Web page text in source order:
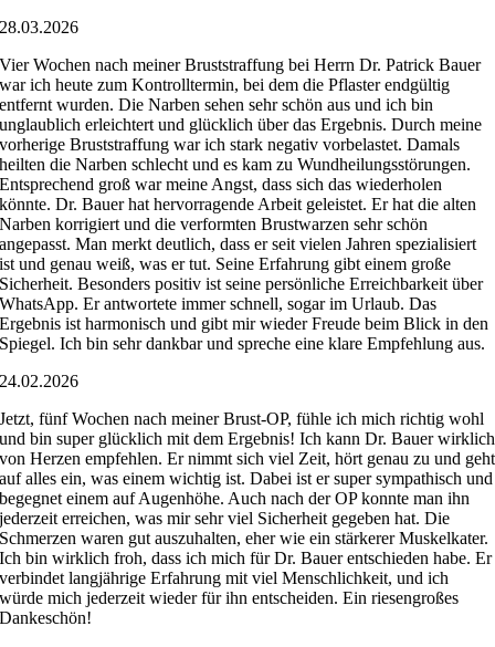
28.03.2026
Vier Wochen nach meiner Bruststraffung bei Herrn Dr. Patrick Bauer
war ich heute zum Kontrolltermin, bei dem die Pflaster endgültig
entfernt wurden. Die Narben sehen sehr schön aus und ich bin
unglaublich erleichtert und glücklich über das Ergebnis. Durch meine
vorherige Bruststraffung war ich stark negativ vorbelastet. Damals
heilten die Narben schlecht und es kam zu Wundheilungsstörungen.
Entsprechend groß war meine Angst, dass sich das wiederholen
könnte. Dr. Bauer hat hervorragende Arbeit geleistet. Er hat die alten
Narben korrigiert und die verformten Brustwarzen sehr schön
angepasst. Man merkt deutlich, dass er seit vielen Jahren spezialisiert
ist und genau weiß, was er tut. Seine Erfahrung gibt einem große
Sicherheit. Besonders positiv ist seine persönliche Erreichbarkeit über
WhatsApp. Er antwortete immer schnell, sogar im Urlaub. Das
Ergebnis ist harmonisch und gibt mir wieder Freude beim Blick in den
Spiegel. Ich bin sehr dankbar und spreche eine klare Empfehlung aus.
24.02.2026
Jetzt, fünf Wochen nach meiner Brust-OP, fühle ich mich richtig wohl
und bin super glücklich mit dem Ergebnis! Ich kann Dr. Bauer wirklich
von Herzen empfehlen. Er nimmt sich viel Zeit, hört genau zu und geht
auf alles ein, was einem wichtig ist. Dabei ist er super sympathisch und
begegnet einem auf Augenhöhe. Auch nach der OP konnte man ihn
jederzeit erreichen, was mir sehr viel Sicherheit gegeben hat. Die
Schmerzen waren gut auszuhalten, eher wie ein stärkerer Muskelkater.
Ich bin wirklich froh, dass ich mich für Dr. Bauer entschieden habe. Er
verbindet langjährige Erfahrung mit viel Menschlichkeit, und ich
würde mich jederzeit wieder für ihn entscheiden. Ein riesengroßes
Dankeschön!